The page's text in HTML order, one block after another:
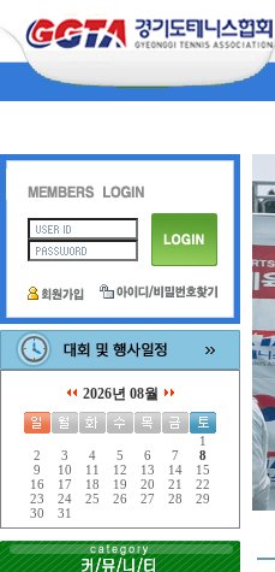
2026년 08월
1
2
3 4 5 6 7
8
9
10 11 12 13 14
15
16
17 18 19 20 21
22
23
24 25 26 27 28
29
30
31